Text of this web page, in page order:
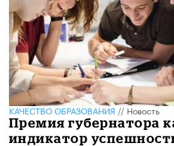
КАЧЕСТВО ОБРАЗОВАНИЯ// Новость
Премия губернатора
индикатор